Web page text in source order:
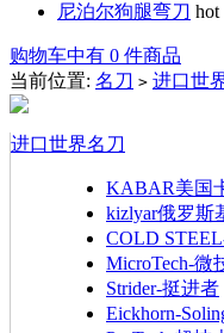
尼泊尔狗腿弯刀 hot
购物车中有 0 件商品
当前位置: 名刀 > 进口世
进口世界名刀
KABAR美国
kizlyar俄罗斯
COLD
MicroTech-微
Strider-挺进者
Eickhorn-